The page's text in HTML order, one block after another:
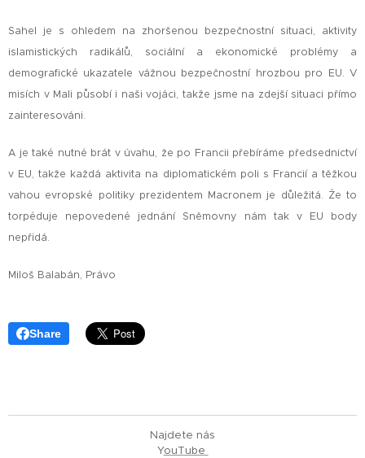
Sahel je s ohledem na zhoršenou bezpečnostní situaci, aktivity
islamistických radikálů, sociální a ekonomické problémy a
demografické ukazatele vážnou bezpečnostní hrozbou pro EU. V
misích v Mali působí i naši vojáci, takže jsme na zdejší situaci přímo
zainteresováni.
A je také nutné brát v úvahu, že po Francii přebíráme předsednictví
v EU, takže každá aktivita na diplomatickém poli s Francií a těžkou
vahou evropské politiky prezidentem Macronem je důležitá. Že to
torpéduje nepovedené jednání Sněmovny nám tak v EU body
nepřidá.
Miloš Balabán, Právo
Share
Najdete nás
YouTube